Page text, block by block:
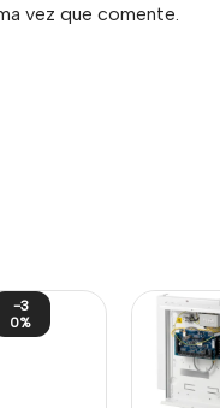
vez que comente.
-3
0%